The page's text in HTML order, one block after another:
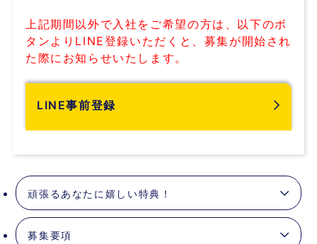
上記期間以外で入社をご希望の方は、以下のボ
タンよりLINE登録いただくと、募集が開始され
た際にお知らせいたします。
LINE事前登録
頑張るあなたに嬉しい特典！
募集要項